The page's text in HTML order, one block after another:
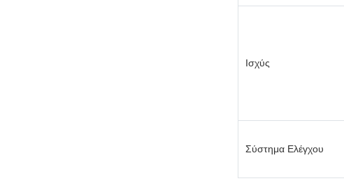
Ισχύς
Σύστημα Ελέγχου